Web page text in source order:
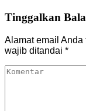
Tinggalkan
Alamat email
wajib ditandai *